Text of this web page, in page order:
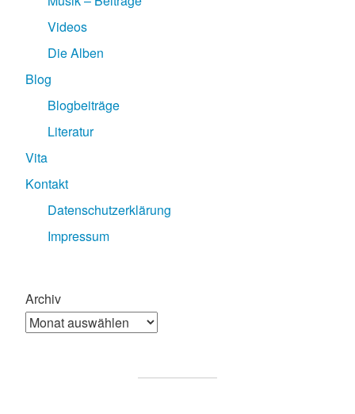
Videos
Die Alben
Blog
Blogbeiträge
Literatur
Vita
Kontakt
Datenschutzerklärung
Impressum
Archiv